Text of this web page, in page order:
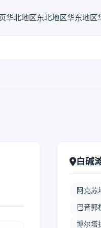
华北地区东北地区华东地区
白碱
阿克苏
巴音郭
博尔塔